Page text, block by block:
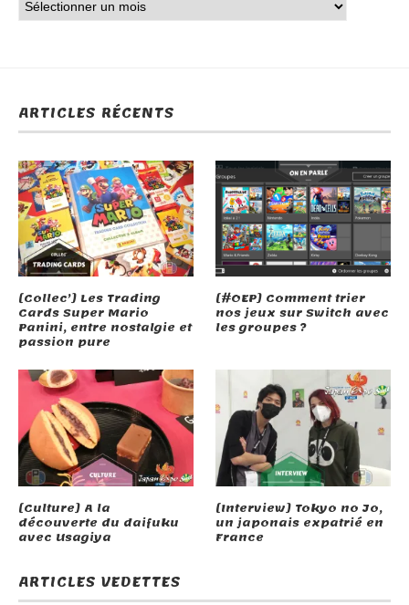
ARTICLES RÉCENTS
[Collec’] Les Trading
Cards Super Mario
Panini, entre nostalgie et
passion pure
[#OEP] Comment trier
nos jeux sur Switch avec
les groupes ?
[Culture] A la
découverte du daifuku
avec Usagiya
[Interview] Tokyo no Jo,
un japonais expatrié en
France
ARTICLES VEDETTES